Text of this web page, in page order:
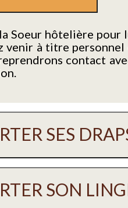
Soeur hôtelière
venir à titre
contact
SES
SON